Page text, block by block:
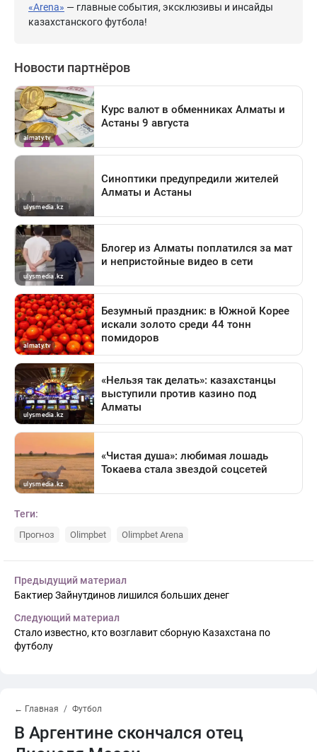
«Arena» — главные события, эксклюзивы и инсайды
казахстанского футбола!
Теги:
Прогноз Olimpbet Olimpbet Arena
Предыдущий материал
Бактиер Зайнутдинов лишился больших денег
Следующий материал
Стало известно, кто возглавит сборную Казахстана по
футболу
← Главная Футбол
В Аргентине скончался отец